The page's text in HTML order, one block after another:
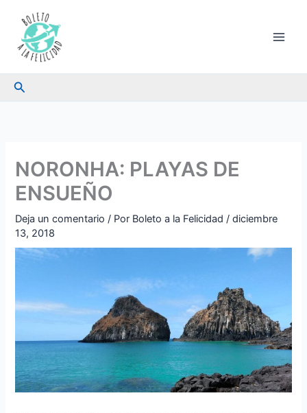
contenido
Buscar
NORONHA: PLAYAS DE
ENSUEÑO
Deja un comentario / Por Boleto a la Felicidad/diciembre
13, 2018